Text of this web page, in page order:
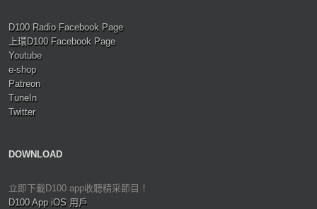
D100 Radio Facebook Page
上環D100 Facebook Page
Youtube
e-shop
Patreon
TuneIn
Twitter
DOWNLOAD
立即下載D100 app收聽精采節目！
D100 App iOS 用戶